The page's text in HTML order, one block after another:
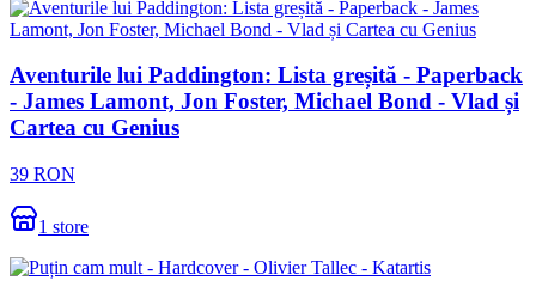
Aventurile lui Paddington: Lista greșită - Paperback
- James Lamont, Jon Foster, Michael Bond - Vlad și
Cartea cu Genius
39 RON
1 store